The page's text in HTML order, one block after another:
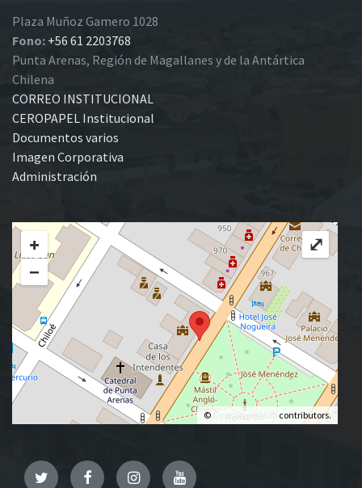
Plaza Muñoz Gamero 1028
Fono: +56 61 2203768
Punta Arenas, Región de Magallanes y de la Antártica
Chilena
CORREO INSTITUCIONAL
CEROPAPEL Institucional
Documentos varios
Imagen Corporativa
Administración
+
−
© OpenStreetMap contributors.
⤢
TwitterFacebookInstagramYouTube